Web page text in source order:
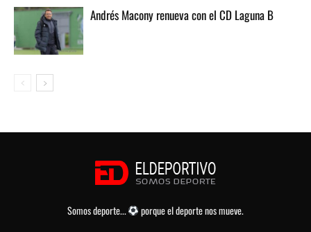
Andrés Macony renueva con el CD Laguna B
Somos deporte...
porque el deporte nos mueve.